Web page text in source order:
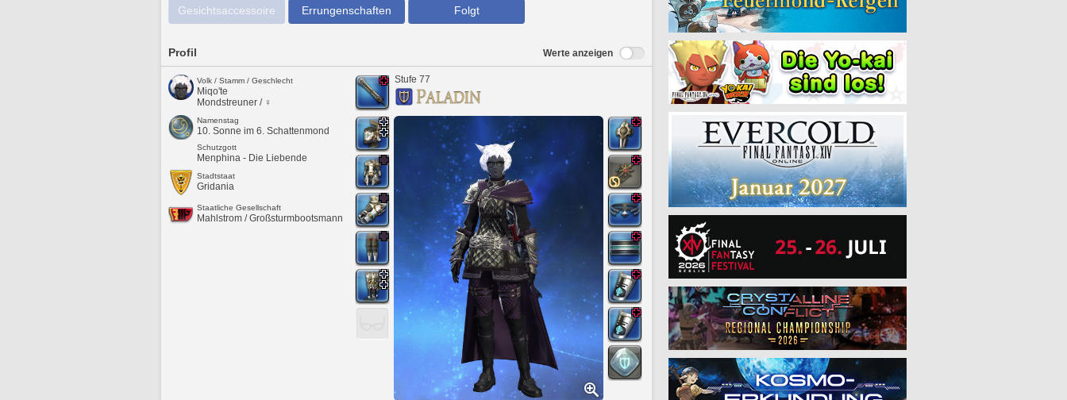
Gesichtsaccessoire Errungenschaften Folgt
Profil Werte anzeigen
Volk / Stamm / Geschlecht
Miqo'te
Mondstreuner / ♀
Namenstag
10. Sonne im 6. Schattenmond
Schutzgott
Menphina - Die Liebende
Stadtstaat
Gridania
Staatliche Gesellschaft
Mahlstrom / Großsturmbootsmann
Stufe 77